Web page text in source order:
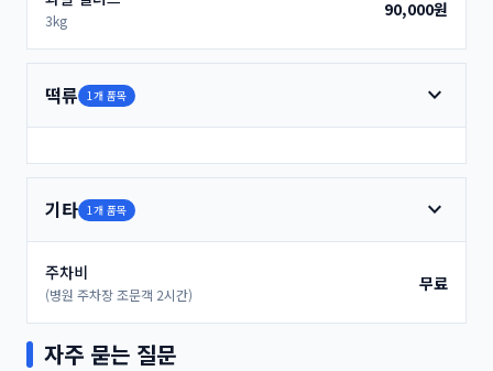
3kg
90,000원
떡류 1개 품목 expand_more
기타 1개 품목 expand_more
주차비
(병원 주차장 조문객 2시간)
무료
자주 묻는 질문